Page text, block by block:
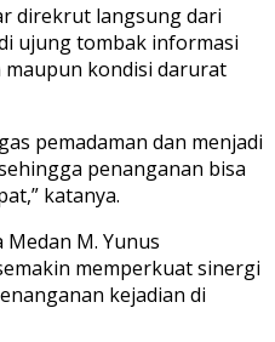
direkrut langsung dari
ujung tombak informasi
kondisi darurat
pemadaman dan menjadi
penanganan bisa
katanya.
Medan M. Yunus
memperkuat sinergi
kejadian di